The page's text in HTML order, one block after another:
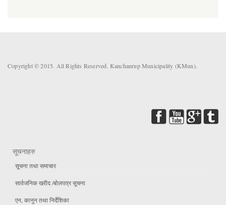
Copyright © 2015. All Rights Reserved. Kanchanrup Municipality (KMun).
सूचनाहरु
सूचना तथा समाचार
सार्वजनिक खरीद /बोलपत्र सूचना
एन, कानुन तथा निर्देशिका